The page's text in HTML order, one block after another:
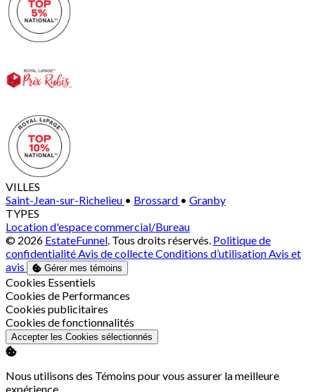
VILLES
Saint-Jean-sur-Richelieu • Brossard • Granby
TYPES
Location d'espace commercial/Bureau
© 2026 EstateFunnel. Tous droits réservés. Politique de
confidentialitéAvis de collecteConditions d’utilisationAvis et
avis
Gérer mes témoins
Activer
Cookies Essentiels
Activer
Cookies de Performances
Activer
Cookies publicitaires
Activer
Cookies de fonctionnalités
Accepter les Cookies sélectionnés
Nous utilisons des Témoins pour vous assurer la meilleure
expérience.